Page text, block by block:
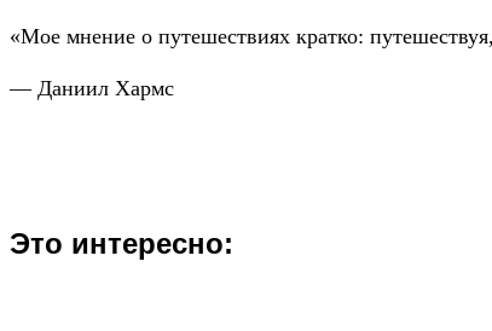
«Мое мнение о путешествиях кратко:
— Даниил Хармс
Это интересно: